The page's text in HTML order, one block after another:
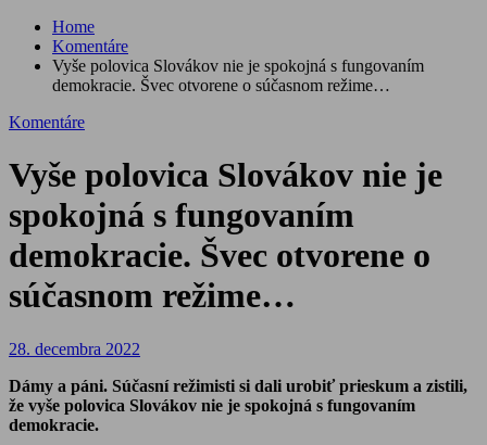
Home
Komentáre
Vyše polovica Slovákov nie je spokojná s fungovaním
demokracie. Švec otvorene o súčasnom režime…
Komentáre
Vyše polovica Slovákov nie je
spokojná s fungovaním
demokracie. Švec otvorene o
súčasnom režime…
28. decembra 2022
Dámy a páni. Súčasní režimisti si dali urobiť prieskum a zistili,
že vyše polovica Slovákov nie je spokojná s fungovaním
demokracie.